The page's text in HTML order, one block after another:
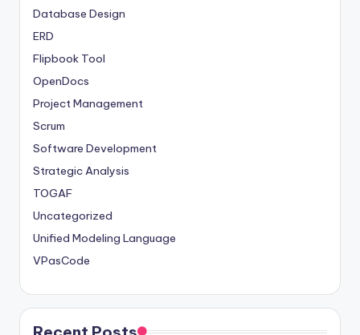
Database Design
ERD
Flipbook Tool
OpenDocs
Project Management
Scrum
Software Development
Strategic Analysis
TOGAF
Uncategorized
Unified Modeling Language
VPasCode